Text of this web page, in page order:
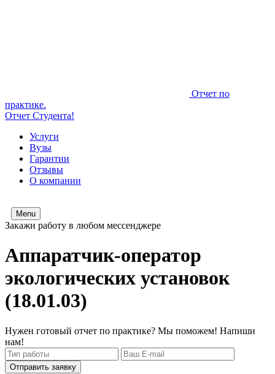
Отчет по
практике.
Отчет Студента!
Услуги
Вузы
Гарантии
Отзывы
О компании
Menu
Закажи работу в любом мессенджере
Аппаратчик-оператор
экологических установок
(18.01.03)
Нужен готовый отчет по практике? Мы поможем! Напиши
нам!
Отправить заявку